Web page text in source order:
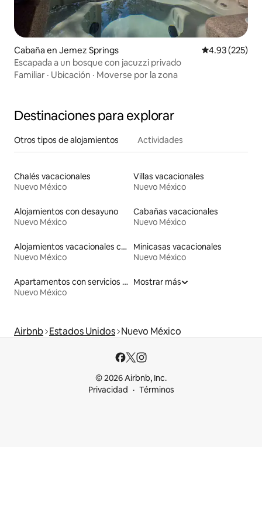
Cabaña en Jemez Springs Calificación
4.93 (225)
Escapada a un bosque con jacuzzi privado
Familiar · Ubicación · Moverse por la zona
Destinaciones para explorar
Otros tipos de alojamientos Actividades
Chalés vacacionales
Nuevo México
Villas vacacionales
Nuevo México
Alojamientos con desayuno
Nuevo México
Cabañas vacacionales
Nuevo México
Alojamientos vacacionales con entrada y salida de pistas de esquí
Nuevo México
Minicasas vacacionales
Nuevo México
Apartamentos con servicios incluidos vacacionales
Nuevo México
Mostrar más
Airbnb Estados Unidos Nuevo México
© 2026 Airbnb, Inc.
Privacidad
Términos